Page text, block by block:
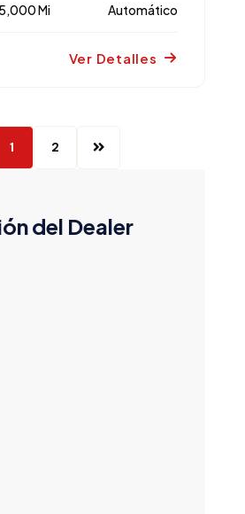
Mi Automático
Ver Detalles
1 2
del Dealer